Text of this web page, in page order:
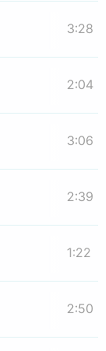
3:28
2:04
3:06
2:39
1:22
2:50